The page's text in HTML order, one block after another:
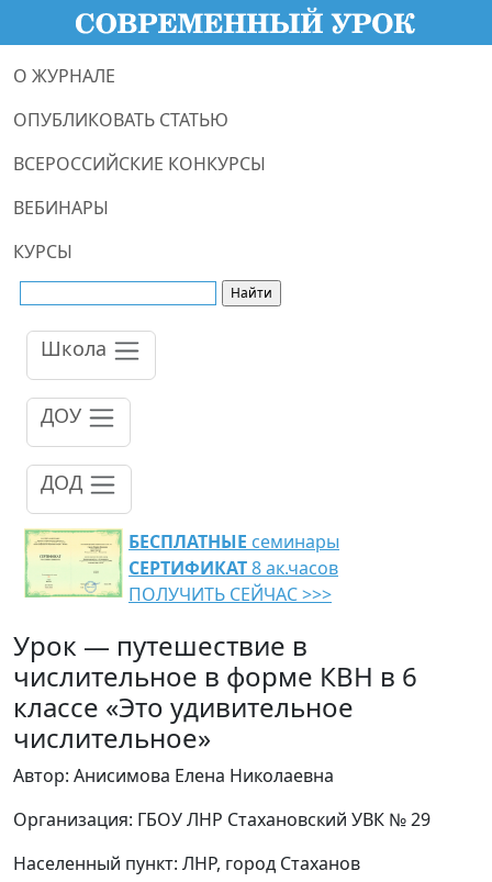
О ЖУРНАЛЕ
ОПУБЛИКОВАТЬ СТАТЬЮ
ВСЕРОССИЙСКИЕ КОНКУРСЫ
ВЕБИНАРЫ
КУРСЫ
Школа
ДОУ
ДОД
БЕСПЛАТНЫЕ семинары
СЕРТИФИКАТ8 ак.часов
ПОЛУЧИТЬ СЕЙЧАС >>>
Урок — путешествие в
числительное в форме КВН в 6
классе «Это удивительное
числительное»
Автор: Анисимова Елена Николаевна
Организация: ГБОУ ЛНР Стахановский УВК № 29
Населенный пункт: ЛНР, город Стаханов